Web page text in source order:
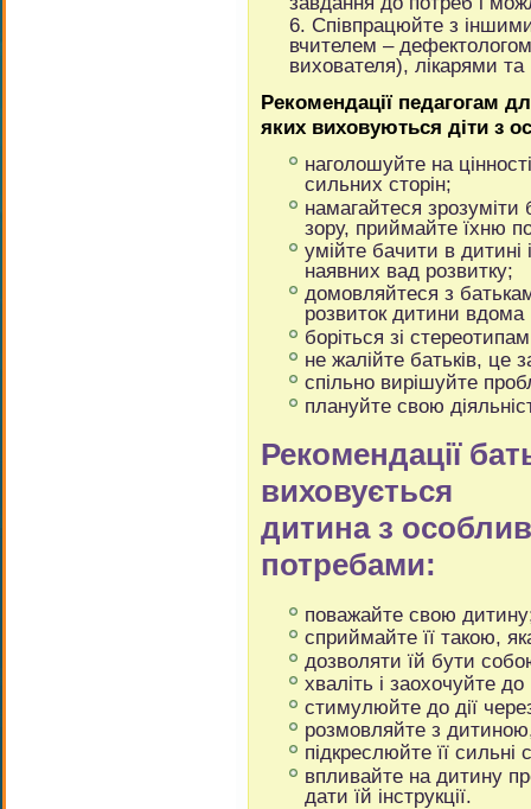
Співпрацюйте з
вчителем –
вихователя), лікарями
Рекомендації педагогам
яких виховуються діти з
наголошуйте на
сильних сторін;
намагайтеся зрозуміти
зору, приймайте їхню
умійте бачити в дитині
наявних вад розвитку;
домовляйтеся з
розвиток дитини
боріться зі
не жалійте батьків, це
спільно вирішуйте
плануйте свою
Рекомендації
виховується
дитина з
потребами:
поважайте свою
сприймайте її такою,
дозволяти їй бути
хваліть і заохочуйте до
стимулюйте до дії
розмовляйте з
підкреслюйте її сильні
впливайте на дитину
дати їй інструкції.